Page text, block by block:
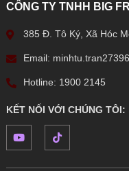
CÔNG TY TNHH BIG
385 Đ. Tô Ký, Xã Hóc
Email:
Hotline: 1900 2145
KẾT NỐI VỚI CHÚNG TÔI: